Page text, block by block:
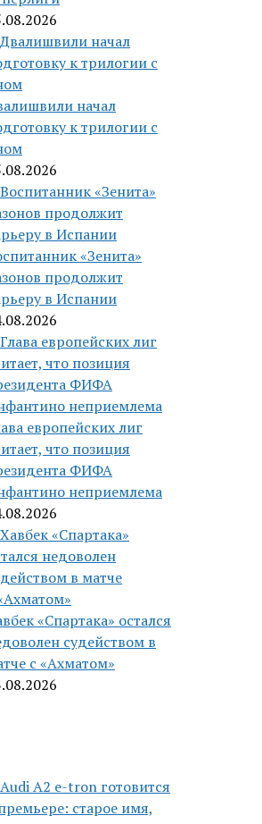
начал
к трилогии с
«Зенита»
продолжит
в Испании
европейских лиг
что позиция
ФИФА
неприемлема
«Спартака» остался
судейством в
с «Ахматом»